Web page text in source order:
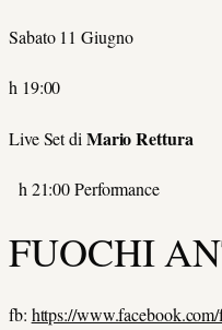
Sabato 11 Giugno
h 19:00
Live Set di Mario Rettura
h 21:00 Performance
FUOCHI
fb: https://